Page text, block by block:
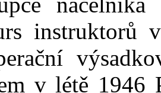
instruktorů
v létě 1946